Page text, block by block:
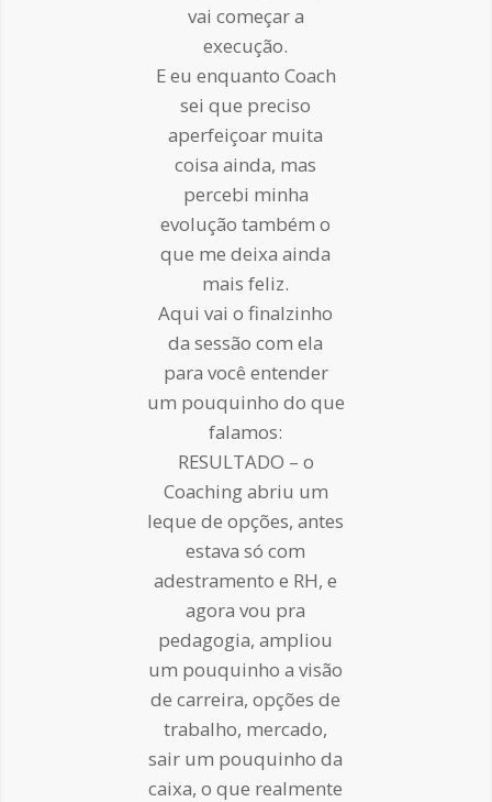
vai começar a
execução.
E eu enquanto Coach
sei que preciso
aperfeiçoar muita
coisa ainda, mas
percebi minha
evolução também o
que me deixa ainda
mais feliz.
Aqui vai o finalzinho
da sessão com ela
para você entender
um pouquinho do que
falamos:
RESULTADO – o
Coaching abriu um
leque de opções, antes
estava só com
adestramento e RH, e
agora vou pra
pedagogia, ampliou
um pouquinho a visão
de carreira, opções de
trabalho, mercado,
sair um pouquinho da
caixa, o que realmente